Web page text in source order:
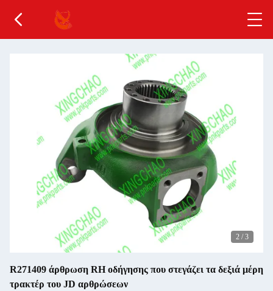
2 / 3
R271409 άρθρωση RH οδήγησης που στεγάζει τα δεξιά μέρη
τρακτέρ του JD αρθρώσεων